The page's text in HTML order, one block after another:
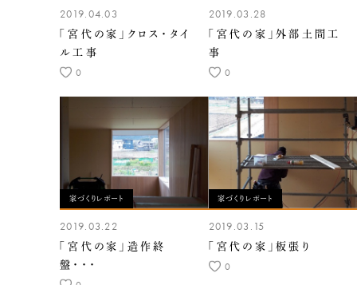
2019.04.03
「宮代の家」クロス・タイ
ル工事
0
2019.03.28
「宮代の家」外部土間工
事
0
家づくりレポート
2019.03.22
「宮代の家」造作終
盤・・・
家づくりレポート
2019.03.15
「宮代の家」板張り
0